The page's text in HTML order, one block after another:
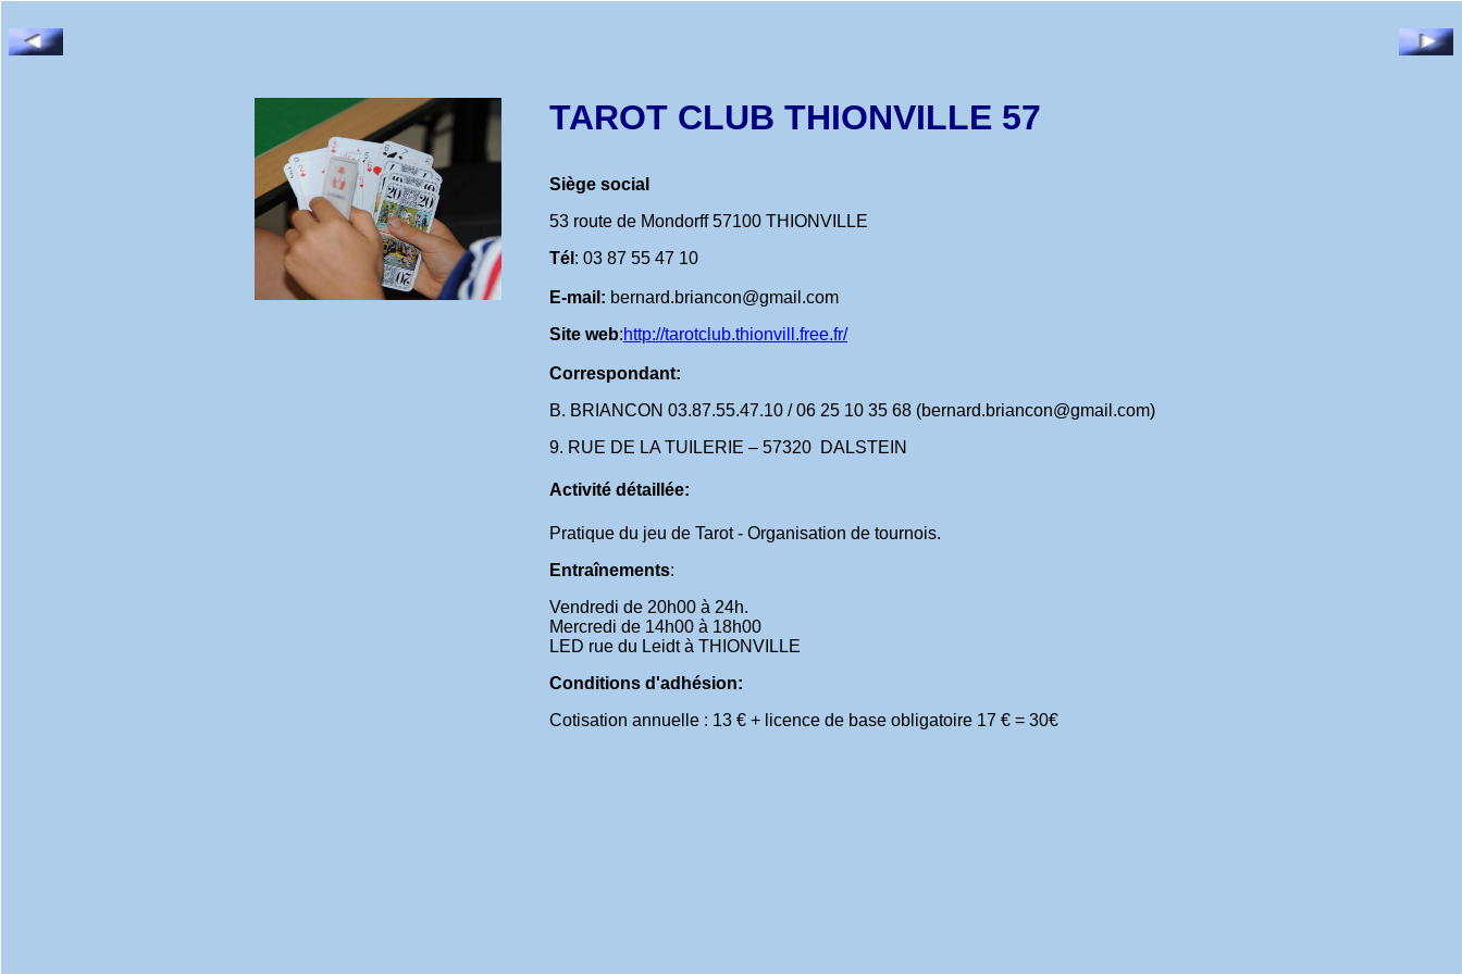
TAROT CLUB THIONVILLE 57
Siège social
53 route de Mondorff 57100 THIONVILLE
Tél : 03 87 55 47 10
E-mail: bernard.briancon@gmail.com
Site web:http://tarotclub.thionvill.free.fr/
Correspondant:
B. BRIANCON 03.87.55.47.10 / 06 25 10 35 68 (bernard.briancon@gmail.com)
9. RUE DE LA TUILERIE – 57320 DALSTEIN
Activité détaillée:
Pratique du jeu de Tarot - Organisation de tournois.
Entraînements:
Vendredi de 20h00 à 24h.
Mercredi de 14h00 à 18h00
LED rue du Leidt à THIONVILLE
Conditions d'adhésion:
Cotisation annuelle : 13 € + licence de base obligatoire 17 € = 30€